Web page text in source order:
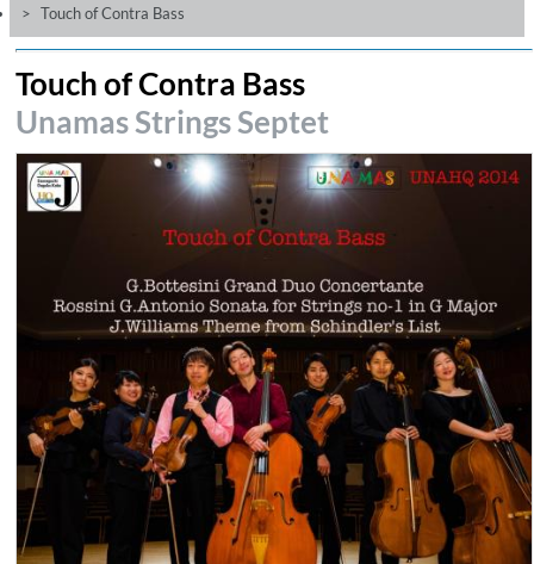
Videos
Touch of Contra Bass
Touch of Contra Bass
Unamas Strings Septet